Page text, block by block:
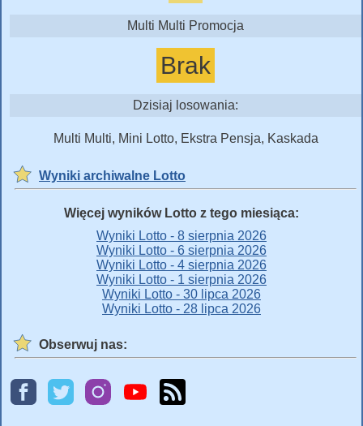
Multi Multi Promocja
Brak
Dzisiaj losowania:
Multi Multi, Mini Lotto, Ekstra Pensja, Kaskada
Wyniki archiwalne Lotto
Więcej wyników Lotto z tego miesiąca:
Wyniki Lotto - 8 sierpnia 2026
Wyniki Lotto - 6 sierpnia 2026
Wyniki Lotto - 4 sierpnia 2026
Wyniki Lotto - 1 sierpnia 2026
Wyniki Lotto - 30 lipca 2026
Wyniki Lotto - 28 lipca 2026
Obserwuj nas: